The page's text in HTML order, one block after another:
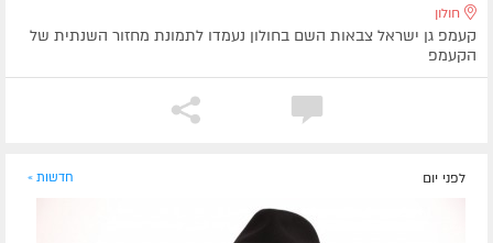
חולון
קעמפ גן ישראל צבאות השם בחולון נעמדו לתמונת מחזור השנתית של
הקעמפ
לפני יום חדשות »